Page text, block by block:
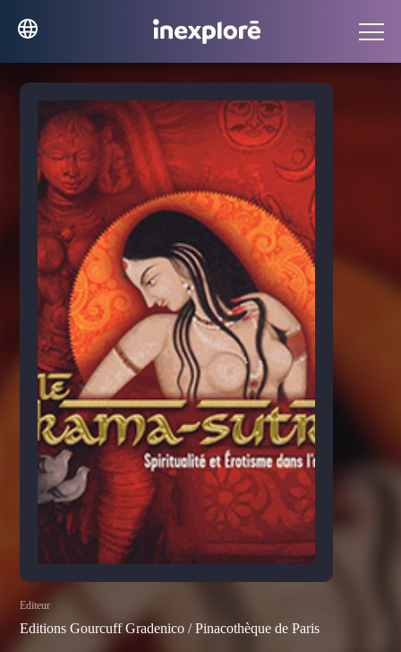
Editeur
Editions Gourcuff Gradenico / Pinacothèque de Paris